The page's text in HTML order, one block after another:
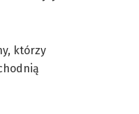
którzy